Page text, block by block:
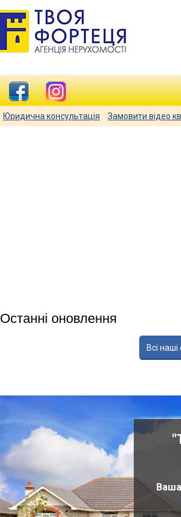
Юридична консультація Замовити відео
Останні оновлення
Всі